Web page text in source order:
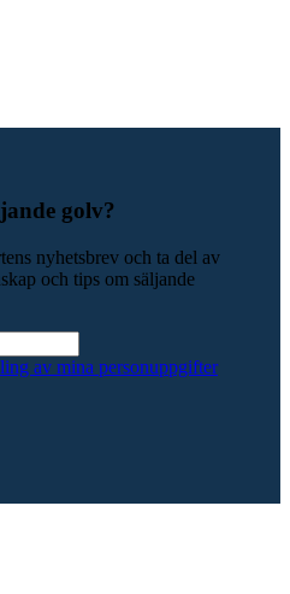
golv?
nyhetsbrev och ta del av
och tips om säljande
av mina personuppgifter